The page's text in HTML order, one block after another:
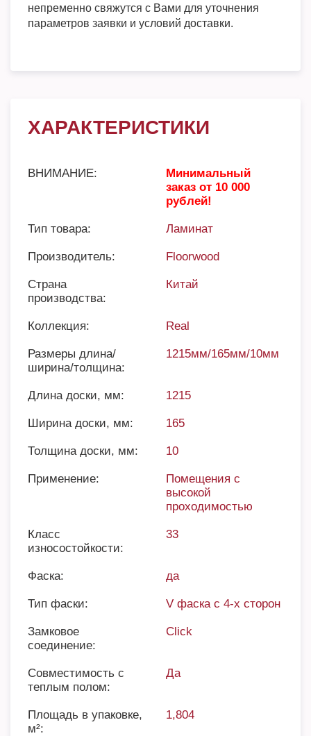
непременно свяжутся с Вами для уточнения
параметров заявки и условий доставки.
ХАРАКТЕРИСТИКИ
ВНИМАНИЕ:
Минимальный
заказ от 10 000
рублей!
Тип товара: Ламинат
Производитель: Floorwood
Страна
производства:
Китай
Коллекция: Real
Размеры длина/
ширина/толщина:
1215мм/165мм/10мм
Длина доски, мм: 1215
Ширина доски, мм: 165
Толщина доски, мм: 10
Применение:
Помещения с
высокой
проходимостью
Класс
износостойкости:
33
Фаска: да
Тип фаски: V фаска с 4-х сторон
Замковое
соединение:
Click
Совместимость с
теплым полом:
Да
Площадь в упаковке,
м²:
1,804